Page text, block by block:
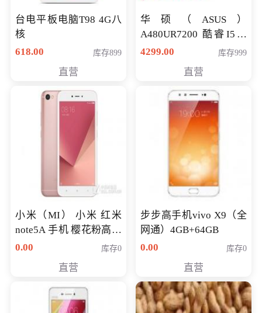
台电平板电脑T98 4G八
核
618.00
库存899
直营
华硕（ASUS）
A480UR7200 酷睿I5超
薄学生办公游戏独显笔
NV930-2G独
4299.00 库存999
直营
小米（MI） 小米 红米
note5A 手机 樱花粉高配
版 全网通(3G+32G)
0.00 库存0
直营
步步高手机vivo X9（全
网通）4GB+64GB
0.00
库存0
直营